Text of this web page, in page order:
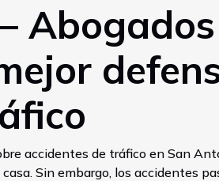
accidentes de tráfico en San
Sin embargo, los accidentes